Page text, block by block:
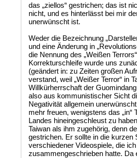
das „ziellos“ gestrichen; das ist
nicht, und es hinterlässt bei mir
unerwünscht ist.
Weder die Bezeichnung
und eine Änderung in
die Nennung des „Weißen
Korrekturschleife wurde uns
(geändert in: zu Zeiten großen
verstand, weil „Weißer Terror“ in
Willkürherrschaft der
also aus kommunistischer Sicht
Negativität allgemein
mehr freuen, wenigstens das
Landes hineingeschleust zu
Taiwan als ihm zugehörig, denn
gestrichen. Er sollte in die kurzen
verschiedener Videospiele, die
zusammengeschrieben hatte. Da